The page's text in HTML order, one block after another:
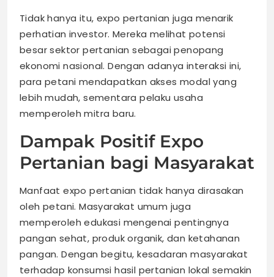
Tidak hanya itu, expo pertanian juga menarik
perhatian investor. Mereka melihat potensi
besar sektor pertanian sebagai penopang
ekonomi nasional. Dengan adanya interaksi ini,
para petani mendapatkan akses modal yang
lebih mudah, sementara pelaku usaha
memperoleh mitra baru.
Dampak Positif Expo
Pertanian bagi Masyarakat
Manfaat expo pertanian tidak hanya dirasakan
oleh petani. Masyarakat umum juga
memperoleh edukasi mengenai pentingnya
pangan sehat, produk organik, dan ketahanan
pangan. Dengan begitu, kesadaran masyarakat
terhadap konsumsi hasil pertanian lokal semakin